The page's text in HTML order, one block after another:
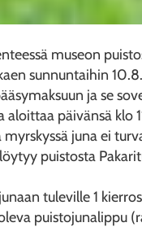
museon
sunnuntaihin
ja se
aloittaa päivänsä klo
juna ei
puistosta
tuleville 1
puistojunalippu